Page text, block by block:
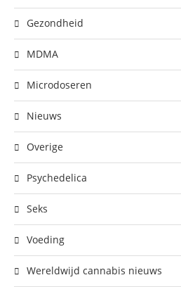
Gezondheid
MDMA
Microdoseren
Nieuws
Overige
Psychedelica
Seks
Voeding
Wereldwijd cannabis nieuws